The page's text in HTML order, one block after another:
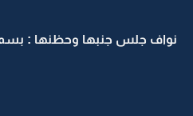
نواف جلس جنبها وحظنها : بسم